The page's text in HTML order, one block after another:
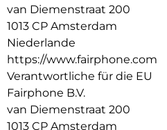
van Diemenstraat 200
1013 CP Amsterdam
Niederlande
https://www.fairphone.com
Verantwortliche für die EU
Fairphone B.V.
van Diemenstraat 200
1013 CP Amsterdam